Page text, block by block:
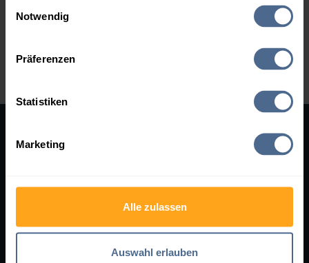
Notwendig
Präferenzen
Statistiken
Marketing
Alle zulassen
Auswahl erlauben
Weißbach bei Lofer
SERVICES
Lieferung & Zahlung
Datenschutz
Cookie-Einstellungen